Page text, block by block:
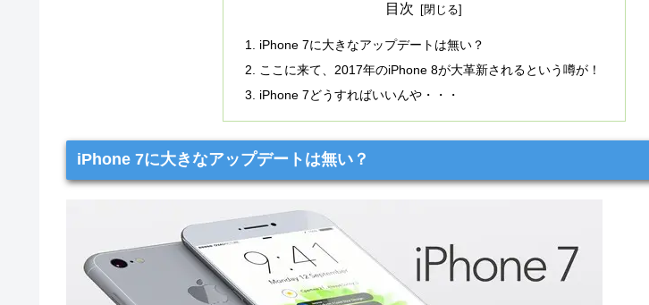
目次
iPhone 7に大きなアップデートは無い？
ここに来て、2017年のiPhone 8が大革新されるという噂が！
iPhone 7どうすればいいんや・・・
iPhone 7に大きなアップデートは無い？